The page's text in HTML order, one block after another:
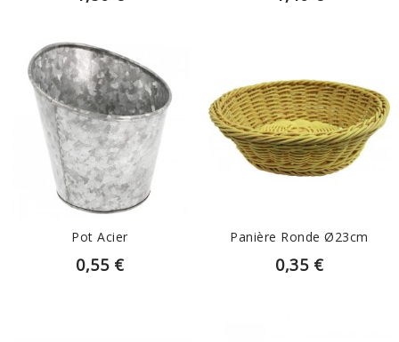
EN SAVOIR PLUS
Pot Acier
0,55 €
EN SAVOIR PLUS
Panière Ronde Ø23cm
0,35 €